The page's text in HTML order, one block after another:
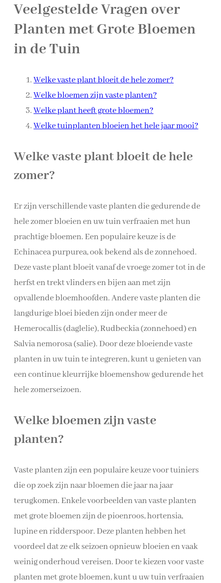
Veelgestelde Vragen over
Planten met Grote Bloemen
in de Tuin
Welke vaste plant bloeit de hele zomer?
Welke bloemen zijn vaste planten?
Welke plant heeft grote bloemen?
Welke tuinplanten bloeien het hele jaar mooi?
Welke vaste plant bloeit de hele
zomer?
Er zijn verschillende vaste planten die gedurende de
hele zomer bloeien en uw tuin verfraaien met hun
prachtige bloemen. Een populaire keuze is de
Echinacea purpurea, ook bekend als de zonnehoed.
Deze vaste plant bloeit vanaf de vroege zomer tot in de
herfst en trekt vlinders en bijen aan met zijn
opvallende bloemhoofden. Andere vaste planten die
langdurige bloei bieden zijn onder meer de
Hemerocallis (daglelie), Rudbeckia (zonnehoed) en
Salvia nemorosa (salie). Door deze bloeiende vaste
planten in uw tuin te integreren, kunt u genieten van
een continue kleurrijke bloemenshow gedurende het
hele zomerseizoen.
Welke bloemen zijn vaste
planten?
Vaste planten zijn een populaire keuze voor tuiniers
die op zoek zijn naar bloemen die jaar na jaar
terugkomen. Enkele voorbeelden van vaste planten
met grote bloemen zijn de pioenroos, hortensia,
lupine en ridderspoor. Deze planten hebben het
voordeel dat ze elk seizoen opnieuw bloeien en vaak
weinig onderhoud vereisen. Door te kiezen voor vaste
planten met grote bloemen, kunt u uw tuin verfraaien